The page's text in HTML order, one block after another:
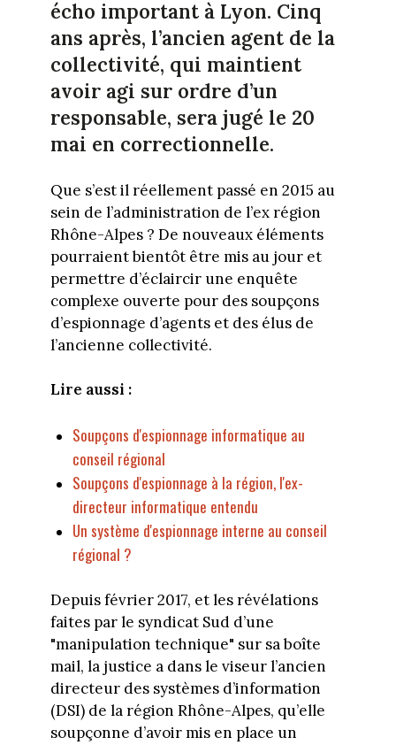
écho important à Lyon. Cinq
ans après, l’ancien agent de la
collectivité, qui maintient
avoir agi sur ordre d’un
responsable, sera jugé le 20
mai en correctionnelle.
Que s’est il réellement passé en 2015 au
sein de l’administration de l’ex région
Rhône-Alpes ? De nouveaux éléments
pourraient bientôt être mis au jour et
permettre d’éclaircir une enquête
complexe ouverte pour des soupçons
d’espionnage d’agents et des élus de
l’ancienne collectivité.
Lire aussi :
Soupçons d'espionnage informatique au
conseil régional
Soupçons d'espionnage à la région, l'ex-
directeur informatique entendu
Un système d'espionnage interne au conseil
régional ?
Depuis février 2017, et les révélations
faites par le syndicat Sud d’une
"manipulation technique" sur sa boîte
mail, la justice a dans le viseur l’ancien
directeur des systèmes d’information
(DSI) de la région Rhône-Alpes, qu’elle
soupçonne d’avoir mis en place un